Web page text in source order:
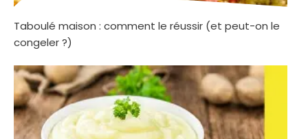
Taboulé maison : comment le réussir (et peut-on le
congeler ?)